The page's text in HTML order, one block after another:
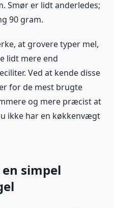
Smør er lidt anderledes;
90 gram.
at grovere typer mel,
lidt mere end
Ved at kende disse
for de mest brugte
og mere præcist at
ikke har en køkkenvægt
simpel